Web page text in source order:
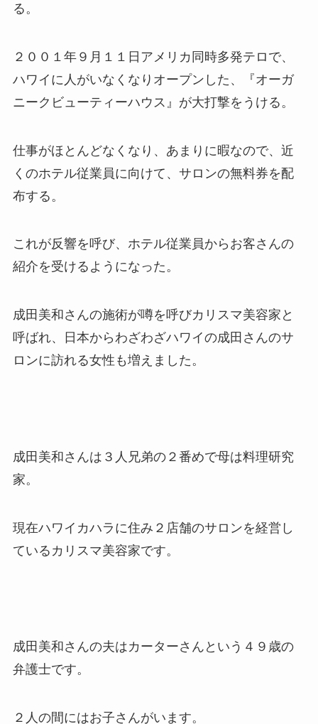
る。
２００１年９月１１日アメリカ同時多発テロで、
ハワイに人がいなくなりオープンした、『オーガ
ニークビューティーハウス』が大打撃をうける。
仕事がほとんどなくなり、あまりに暇なので、近
くのホテル従業員に向けて、サロンの無料券を配
布する。
これが反響を呼び、ホテル従業員からお客さんの
紹介を受けるようになった。
成田美和さんの施術が噂を呼びカリスマ美容家と
呼ばれ、日本からわざわざハワイの成田さんのサ
ロンに訪れる女性も増えました。
成田美和さんは３人兄弟の２番めで母は料理研究
家。
現在ハワイカハラに住み２店舗のサロンを経営し
ているカリスマ美容家です。
成田美和さんの夫はカーターさんという４９歳の
弁護士です。
２人の間にはお子さんがいます。